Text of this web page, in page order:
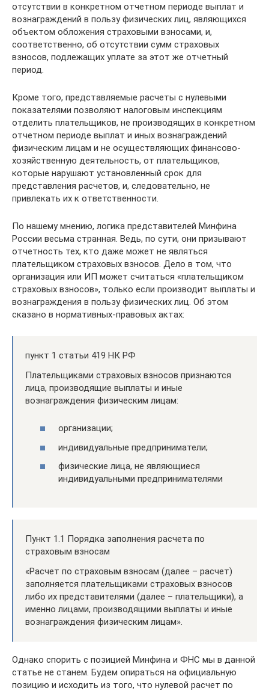
отсутствии в конкретном отчетном периоде выплат и
вознаграждений в пользу физических лиц, являющихся
объектом обложения страховыми взносами, и,
соответственно, об отсутствии сумм страховых
взносов, подлежащих уплате за этот же отчетный
период.
Кроме того, представляемые расчеты с нулевыми
показателями позволяют налоговым инспекциям
отделить плательщиков, не производящих в конкретном
отчетном периоде выплат и иных вознаграждений
физическим лицам и не осуществляющих финансово-
хозяйственную деятельность, от плательщиков,
которые нарушают установленный срок для
представления расчетов, и, следовательно, не
привлекать их к ответственности.
По нашему мнению, логика представителей Минфина
России весьма странная. Ведь, по сути, они призывают
отчетность тех, кто даже может не являться
плательщиком страховых взносов. Дело в том, что
организация или ИП может считаться «плательщиком
страховых взносов», только если производит выплаты и
вознаграждения в пользу физических лиц. Об этом
сказано в нормативных-правовых актах:
пункт 1 статьи 419 НК РФ
Плательщиками страховых взносов признаются
лица, производящие выплаты и иные
вознаграждения физическим лицам:
организации;
индивидуальные предприниматели;
физические лица, не являющиеся
индивидуальными предпринимателями
Пункт 1.1 Порядка заполнения расчета по
страховым взносам
«Расчет по страховым взносам (далее – расчет)
заполняется плательщиками страховых взносов
либо их представителями (далее – плательщики), а
именно лицами, производящими выплаты и иные
вознаграждения физическим лицам».
Однако спорить с позицией Минфина и ФНС мы в данной
статье не станем. Будем опираться на официальную
позицию и исходить из того, что нулевой расчет по